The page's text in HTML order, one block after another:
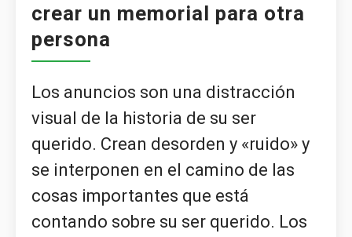
crear un memorial para otra
persona
Los anuncios son una distracción
visual de la historia de su ser
querido. Crean desorden y «ruido» y
se interponen en el camino de las
cosas importantes que está
contando sobre su ser querido. Los